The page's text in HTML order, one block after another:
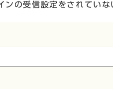
ンの受信設定をされてい